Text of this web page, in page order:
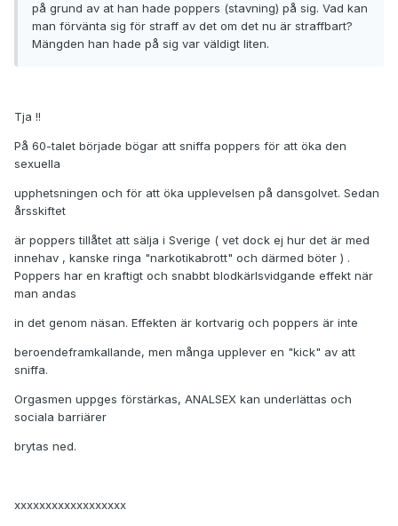
på grund av at han hade poppers (stavning) på sig. Vad kan
man förvänta sig för straff av det om det nu är straffbart?
Mängden han hade på sig var väldigt liten.
Tja !!
På 60-talet började bögar att sniffa poppers för att öka den
sexuella
upphetsningen och för att öka upplevelsen på dansgolvet. Sedan
årsskiftet
är poppers tillåtet att sälja i Sverige ( vet dock ej hur det är med
innehav , kanske ringa "narkotikabrott" och därmed böter ) .
Poppers har en kraftigt och snabbt blodkärlsvidgande effekt när
man andas
in det genom näsan. Effekten är kortvarig och poppers är inte
beroendeframkallande, men många upplever en "kick" av att
sniffa.
Orgasmen uppges förstärkas, ANALSEX kan underlättas och
sociala barriärer
brytas ned.
xxxxxxxxxxxxxxxxxx